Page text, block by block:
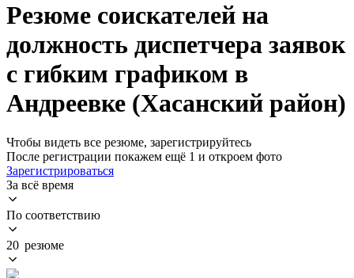
Резюме соискателей на
должность диспетчера заявок
с гибким графиком в
Андреевке (Хасанский район)
Чтобы видеть все резюме, зарегистрируйтесь
После регистрации покажем ещё 1 и откроем фото
Зарегистрироваться
За всё время
По соответствию
20 резюме